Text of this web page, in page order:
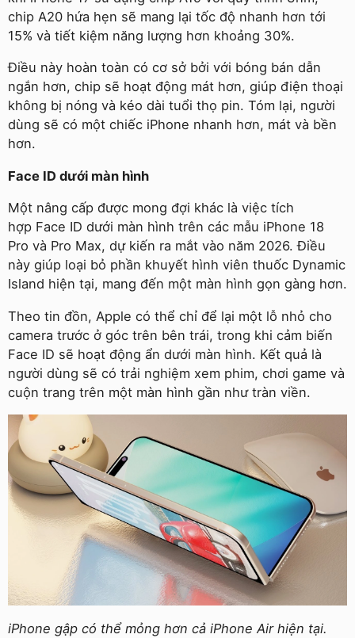
chip A20 hứa hẹn sẽ mang lại tốc độ nhanh hơn tới
15% và tiết kiệm năng lượng hơn khoảng 30%.
Điều này hoàn toàn có cơ sở bởi với bóng bán dẫn
ngắn hơn, chip sẽ hoạt động mát hơn, giúp điện thoại
không bị nóng và kéo dài tuổi thọ pin. Tóm lại, người
dùng sẽ có một chiếc iPhone nhanh hơn, mát và bền
hơn.
Face ID dưới màn hình
Một nâng cấp được mong đợi khác là việc tích
hợp Face ID dưới màn hình trên các mẫu iPhone 18
Pro và Pro Max, dự kiến ra mắt vào năm 2026. Điều
này giúp loại bỏ phần khuyết hình viên thuốc Dynamic
Island hiện tại, mang đến một màn hình gọn gàng hơn.
Theo tin đồn, Apple có thể chỉ để lại một lỗ nhỏ cho
camera trước ở góc trên bên trái, trong khi cảm biến
Face ID sẽ hoạt động ẩn dưới màn hình. Kết quả là
người dùng sẽ có trải nghiệm xem phim, chơi game và
cuộn trang trên một màn hình gần như tràn viền.
iPhone gập có thể mỏng hơn cả iPhone Air hiện tại.